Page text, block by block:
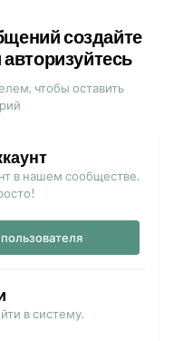
создайте
чтобы оставить
в нашем сообществе.
в систему.